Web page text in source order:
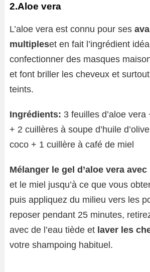
2.Aloe vera
L’aloe vera est connu pour ses
multipleset en fait l’ingrédient
confectionner des masques
et font briller les cheveux et
teints.
Ingrédients: 3 feuilles d’aloe
+ 2 cuillères à soupe d’huile
coco + 1 cuillère à café de miel
Mélanger le gel d’aloe vera
et le miel jusqu’à ce que vous
puis appliquez du milieu vers les
reposer pendant 25 minutes,
avec de l’eau tiède et laver les
votre shampoing habituel.